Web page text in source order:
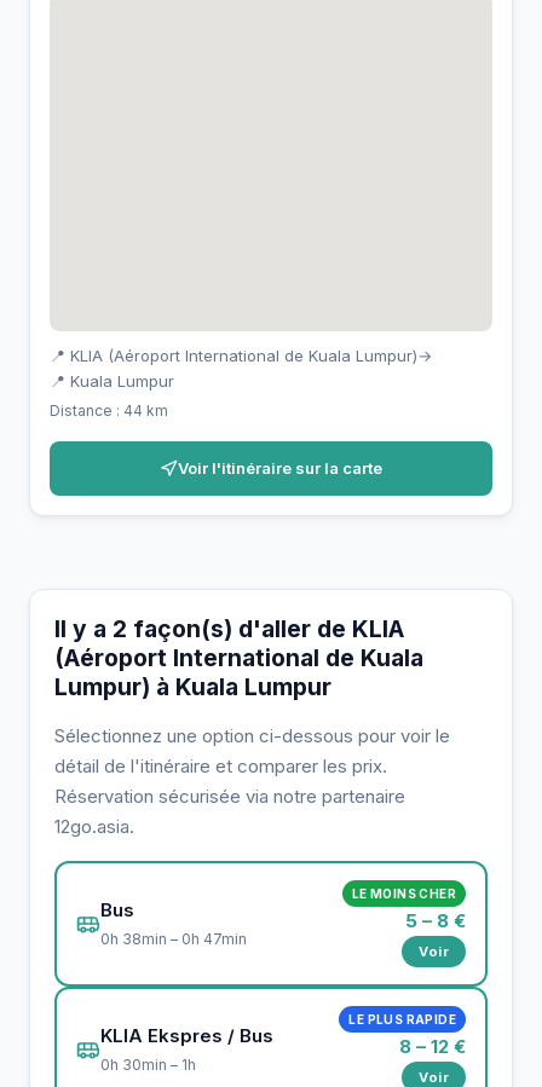
📍 KLIA (Aéroport International de Kuala Lumpur)→
📍 Kuala Lumpur
Distance : 44 km
Voir l'itinéraire sur la carte
Il y a 2 façon(s) d'aller de KLIA
(Aéroport International de Kuala
Lumpur) à Kuala Lumpur
Sélectionnez une option ci-dessous pour voir le
détail de l'itinéraire et comparer les prix.
Réservation sécurisée via notre partenaire
12go.asia.
Bus
0h 38min – 0h 47min
LE MOINS CHER
5 – 8 €
Voir
KLIA Ekspres / Bus
0h 30min – 1h
LE PLUS RAPIDE
8 – 12 €
Voir